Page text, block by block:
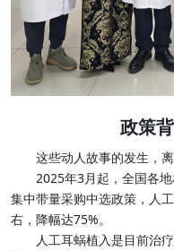
政策
这些动人故事的发生，
2025年3月起，全国各
集中带量采购中选政策，人
右，降幅达75%。
人工耳蜗植入是目前治